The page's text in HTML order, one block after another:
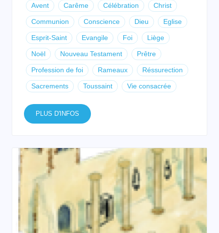
Avent Carême Célébration Christ
Communion Conscience Dieu Eglise
Esprit-Saint Evangile Foi Liège
Noël Nouveau Testament Prêtre
Profession de foi Rameaux Réssurection
Sacrements Toussaint Vie consacrée
PLUS D'INFOS